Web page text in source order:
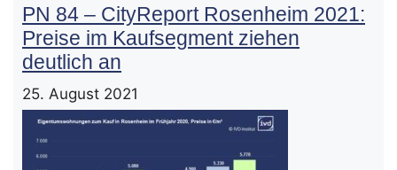
PN 84 – CityReport Rosenheim 2021:
Preise im Kaufsegment ziehen
deutlich an
25. August 2021